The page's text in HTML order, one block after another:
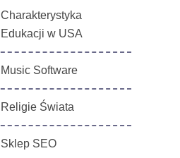
Charakterystyka
Edukacji w USA
Music Software
Religie Świata
Sklep SEO